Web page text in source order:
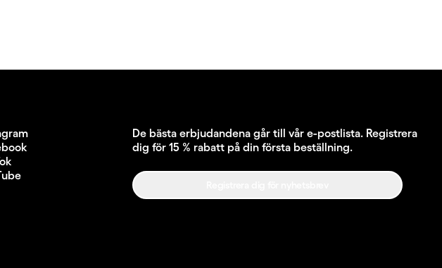
De bästa erbjudandena går till vår e-postlista. Registrera
dig för 15 % rabatt på din första beställning.